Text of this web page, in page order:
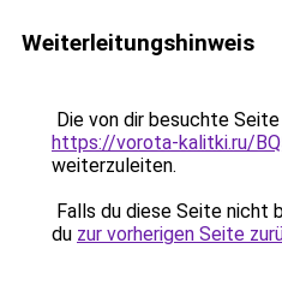
Weiterleitungshinweis
Die von dir besuchte
https://vorota-kalitki.ru/
weiterzuleiten.
Falls du diese Seite nicht
du zur vorherigen Seite